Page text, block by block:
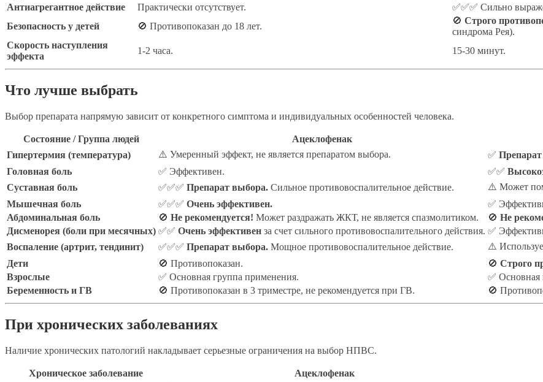
Антиагрегантное действие
Практически отсутствует.
✅✅✅ Сильно
Безопасность у детей
🚫 Противопоказан до 18 лет.
🚫 Строго
синдрома Рея).
Скорость наступления
эффекта
1-2 часа. 15-30 минут.
Что лучше выбрать
Выбор препарата напрямую зависит от конкретного симптома и индивидуальных особенностей человека.
Состояние / Группа людей Ацеклофенак
Гипертермия (температура)
⚠️ Умеренный эффект, не является препаратом выбора. ✅
Головная боль
✅ Эффективен. ✅✅
Суставная боль
✅✅✅ Препарат выбора. Сильное противовоспалительное действие.
⚠️ Может
Мышечная боль
✅✅✅ Очень эффективен.
✅
Абдоминальная боль
🚫 Не рекомендуется! Может раздражать ЖКТ, не является спазмолитиком. 🚫 Не
Дисменорея (боли при месячных) ✅✅ Очень эффективен за счет сильного противовоспалительного действия. ✅
Воспаление (артрит, тендинит)
✅✅✅ Препарат выбора. Мощное противовоспалительное действие.
⚠️
Дети
🚫 Противопоказан. 🚫 Строго
Взрослые
✅ Основная группа применения.
✅ Основная
Беременность и ГВ
🚫 Противопоказан в 3 триместре, не рекомендуется при ГВ. 🚫
При хронических заболеваниях
Наличие хронических патологий накладывает серьезные ограничения на выбор НПВС.
Хроническое заболевание Ацеклофенак